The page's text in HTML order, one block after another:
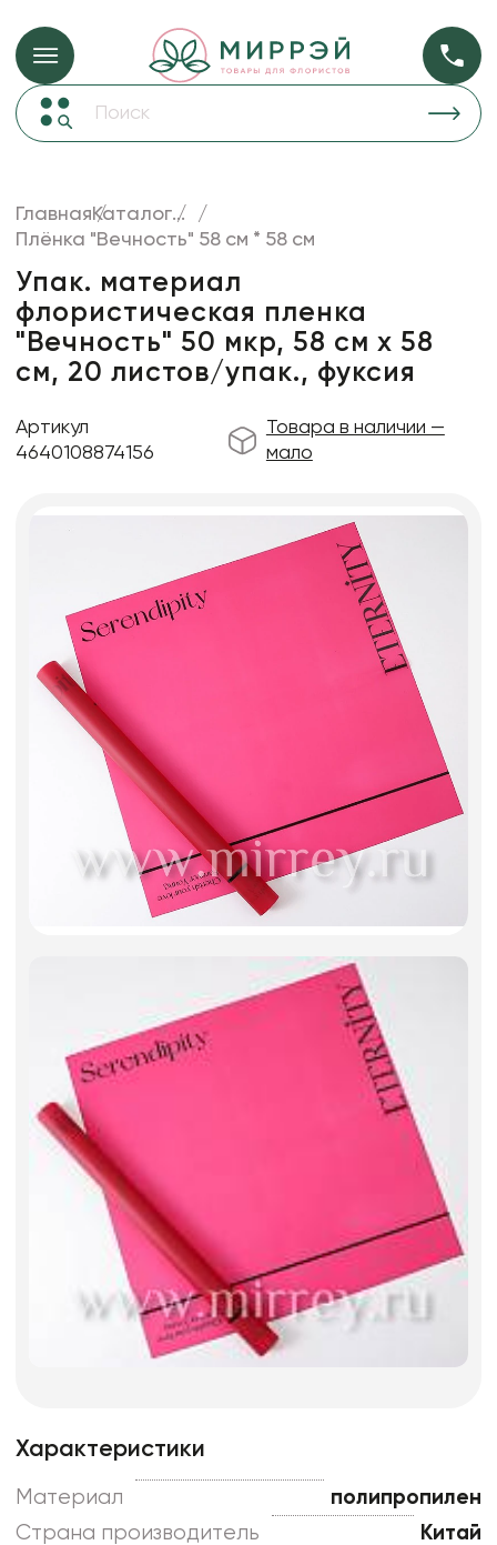
Упаковка для цветов и подарков Упаковка для
Коробки для цветов
Декор для дома
Сухоцветы
Лента
Товары для флористов
Пакеты для цветов и подарков
Игрушки мягкие
ГлавнаяКаталог...
Плёнка "Вечность" 58 см * 58 см
Упак. материал
флористическая пленка
"Вечность" 50 мкр, 58 см х 58
см, 20 листов/упак., фуксия
Артикул
4640108874156
Товара в наличии —
мало
Характеристики
Материал
полипропилен
Страна производитель
Китай